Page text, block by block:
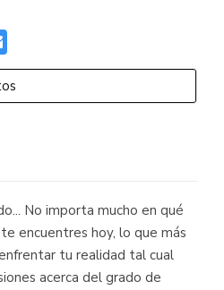
No importa mucho en qué
encuentres hoy, lo que más
tu realidad tal cual
acerca del grado de